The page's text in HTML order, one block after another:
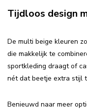
Tijdloos design
De multi beige kleuren
die makkelijk te
sportkleding draagt of
nét dat beetje extra stijl
Benieuwd naar meer